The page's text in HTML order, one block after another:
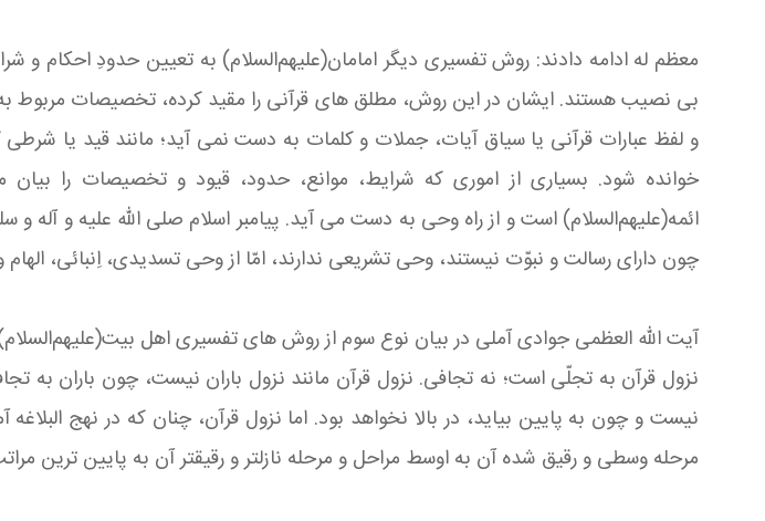
معظم له ادامه دادند: روش تفسیری دیگر امامان(علیهم‌السلام) به تعیین حدودِ احكام و
بی‏ نصیب هستند. ایشان در این روش، مطلق های قرآنی را مقید كرده، تخصیصات مربوط به
و لفظ عبارات قرآنی یا سیاق آیات، جملات و كلمات به دست نمی‏ آید؛ مانند قید یا
خوانده شود. بسیاری از اموری كه شرایط، موانع، حدود، قیود و تخصیصات را
ائمه(علیهم‌السلام) است و از راه وحی به دست می‏ آید. پیامبر اسلام‏ صلی الله علیه و آله
چون دارای رسالت و نبوّت نیستند، وحی تشریعی ندارند، امّا از وحی تسدیدی، اِنبائی،
آیت الله العظمی جوادی آملی در بیان نوع سوم از روش های تفسیری اهل
نزول قرآن به تجلّی است؛ نه تجافی. نزول قرآن مانند نزول باران نیست، چون باران به
نیست و چون به پایین بیاید، در بالا نخواهد بود. اما نزول قرآن، چنان كه در نهج
مرحله وسطی و رقیق شده آن به اوسط مراحل و مرحله نازل‏تر و رقیق‏تر آن به پایین‏ ترین